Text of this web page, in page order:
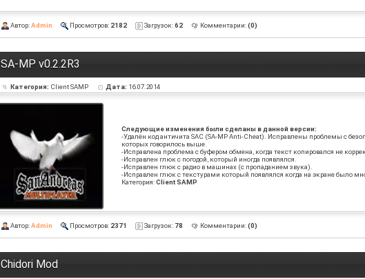
Автор:Admin Просмотров: 2182 Загрузок:62 Комментарии:(0)
SA-MP v0.2.2R3
Категория: Client SAMP Дата: 16.07.2014
Следующие изменения были сделаны в данной версии:
-Удалён код античита SAC (SA-MP Anti-Cheat). Исправлены проблемы с
которых говорилось выше.
-Исправлена проблема с буфером обмена, когда текст копировался не
-Исправлен глюк с погодой, который иногда появлялся.
-Исправлен глюк с радио в машинах (с пропаданием звука).
-Исправлен глюк с текстурами который появлялся когда на экране было
Категория:Client SAMP
Автор:Admin Просмотров: 2371 Загрузок: 78 Комментарии:(0)
Chidori Mod